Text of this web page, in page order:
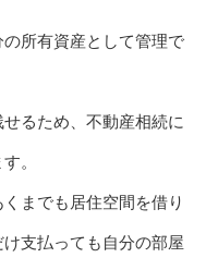
所有資産として管理で
るため、不動産相続に
。
までも居住空間を借り
支払っても自分の部屋